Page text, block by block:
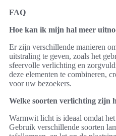
FAQ
Hoe kan ik mijn hal meer
Er zijn verschillende manieren
uitstraling te geven, zoals het
sfeervolle verlichting en
deze elementen te combineren,
voor uw bezoekers.
Welke soorten verlichting zijn
Warmwit licht is ideaal omdat
Gebruik verschillende soorten